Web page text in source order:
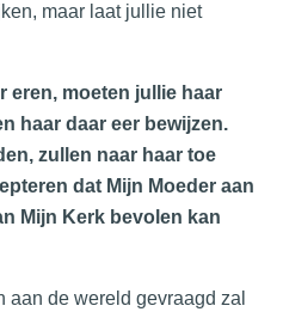
maar laat jullie niet
eren, moeten jullie haar
haar daar eer bewijzen.
zullen naar haar toe
dat Mijn Moeder aan
Mijn Kerk bevolen kan
aan de wereld gevraagd zal